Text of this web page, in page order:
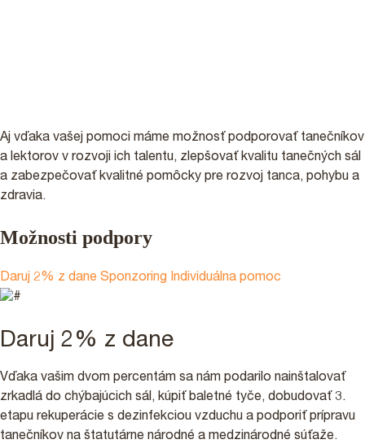
PRIHLÁŠKY
Aj vďaka vašej pomoci máme možnosť podporovať tanečníkov
a lektorov v rozvoji ich talentu, zlepšovať kvalitu tanečných sál
a zabezpečovať kvalitné pomôcky pre rozvoj tanca, pohybu a
zdravia.
Možnosti podpory
Daruj 2% z dane Sponzoring Individuálna pomoc
Daruj 2% z dane
Vďaka vašim dvom percentám sa nám podarilo nainštalovať
zrkadlá do chýbajúcich sál, kúpiť baletné tyče, dobudovať 3.
etapu rekuperácie s dezinfekciou vzduchu a podporiť prípravu
tanečníkov na štatutárne národné a medzinárodné súťaže.